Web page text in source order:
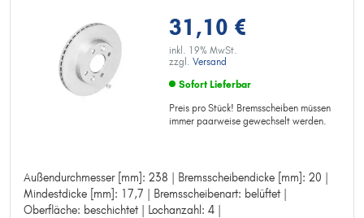
31,10 €
inkl. 19% MwSt.
zzgl. Versand
Sofort Lieferbar
Preis pro Stück! Bremsscheiben müssen
immer paarweise gewechselt werden.
Außendurchmesser [mm]: 238 | Bremsscheibendicke [mm]: 20 |
Mindestdicke [mm]: 17,7 | Bremsscheibenart: belüftet |
Oberfläche: beschichtet | Lochanzahl: 4 |
Außendurchmesser [mm]: 238
Bremsscheibendicke [mm]: 20
Mindestdicke [mm]: 17,7